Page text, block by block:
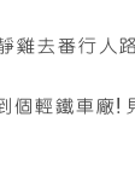
雞去番行人
個輕鐵車廠!